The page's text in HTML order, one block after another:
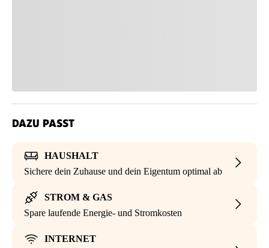
DAZU PASST
HAUSHALT
Sichere dein Zuhause und dein Eigentum optimal ab
STROM & GAS
Spare laufende Energie- und Stromkosten
INTERNET